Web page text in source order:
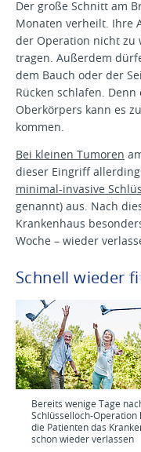
Der große Schnitt am
Monaten verheilt. Ihre
der Operation nicht zu
tragen. Außerdem
dem Bauch oder der
Rücken schlafen.
Oberkörpers kann es
kommen.
Bei kleinen Tumoren
dieser Eingriff
minimal-invasive
genannt) aus. Nach
Krankenhaus
Woche – wieder
Schnell wieder
Bereits wenige Tage
Schlüsselloch-Operation
die Patienten das
schon wieder verlassen